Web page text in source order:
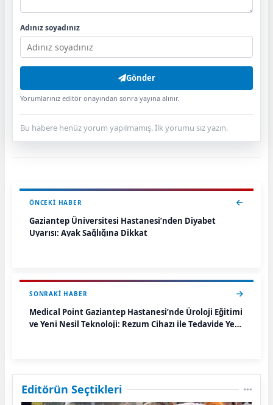
Adınız soyadınız
Gönder
Yorumlarınız editör onayından sonra yayına alınır.
Bu habere henüz yorum yapılmamış. İlk yorumu siz yazın.
ÖNCEKI HABER
Gaziantep Üniversitesi Hastanesi’nden Diyabet
Uyarısı: Ayak Sağlığına Dikkat
SONRAKI HABER
Medical Point Gaziantep Hastanesi’nde Üroloji Eğitimi
ve Yeni Nesil Teknoloji: Rezum Cihazı ile Tedavide Yeni
Editörün Seçtikleri